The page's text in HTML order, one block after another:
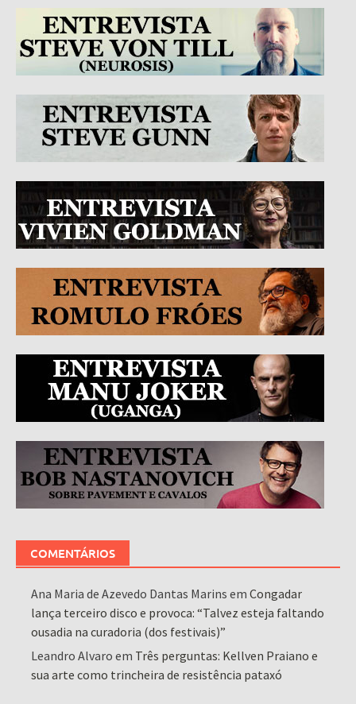
COMENTÁRIOS
Ana Maria de Azevedo Dantas Marins emCongadar
lança terceiro disco e provoca: “Talvez esteja faltando
ousadia na curadoria (dos festivais)”
Leandro Alvaro em Três perguntas: Kellven Praiano e
sua arte como trincheira de resistência pataxó